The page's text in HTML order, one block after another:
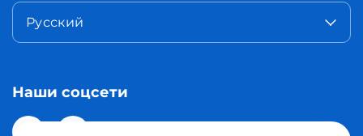
Русский
Наши соцсети